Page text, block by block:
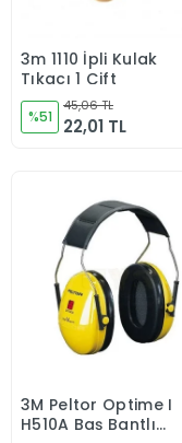
Sepete Ekle
3m 1110 İpli Kulak
Tıkacı 1 Çift
%51
45,06 TL
22,01 TL
Sepete Ekle
3M Peltor Optime I
H510A Baş Bantlı